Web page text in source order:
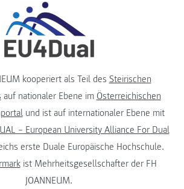
kooperiert als Teil des Steirischen
auf nationaler Ebene im Österreichischen
und ist auf internationaler Ebene mit
– European University Alliance For Dual
erste Duale Europäische Hochschule.
ist Mehrheitsgesellschafter der FH
JOANNEUM.